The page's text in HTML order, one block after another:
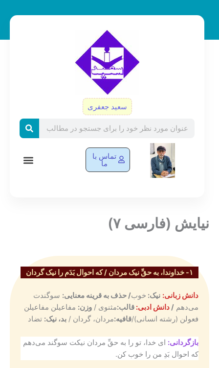
سعید جعفری
تماس با
ما
نیایش (فارسی ۷)
۱- خداوندا، به حقِّ نیک مردان / که احوال بَدَم را نیک گردان
دانش زبانی: نیک: خوب/ حذف به قرینه معنایی: سوگندت
می‌دهم /دانش ادبی: قالب:مثنوی / وزن: مفاعیلن مفاعیلن
فعولن (رشته انسانی)/قافیه:مردان، گردان / بد، نیک: تضاد
بازگردانی: ای خدا، تو را به حقِّ مردان نیکت سوگند می‌دهم
که احوال بَدِ من را خوب کن.